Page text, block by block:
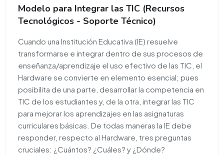
Modelo para Integrar las TIC (Recursos
Tecnológicos - Soporte Técnico)
Cuando una Institución Educativa (IE) resuelve
transformarse e integrar dentro de sus procesos de
enseñanza/aprendizaje el uso efectivo de las TIC, el
Hardware se convierte en elemento esencial; pues
posibilita de una parte, desarrollar la competencia en
TIC de los estudiantes y, de la otra, integrar las TIC
para mejorar los aprendizajes en las asignaturas
curriculares básicas. De todas maneras la IE debe
responder, respecto al Hardware, tres preguntas
cruciales: ¿Cuántos? ¿Cuáles? y ¿Dónde?